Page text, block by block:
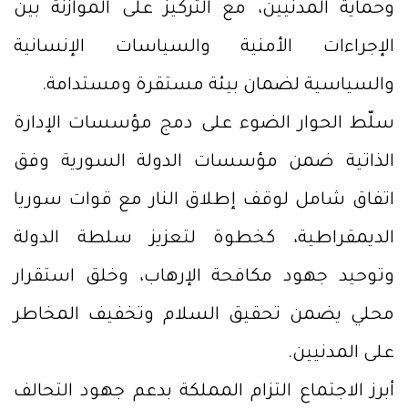
وحماية المدنيين، مع التركيز على الموازنة بين
الإجراءات الأمنية والسياسات الإنسانية
والسياسية لضمان بيئة مستقرة ومستدامة.
سلّط الحوار الضوء على دمج مؤسسات الإدارة
الذاتية ضمن مؤسسات الدولة السورية وفق
اتفاق شامل لوقف إطلاق النار مع قوات سوريا
الديمقراطية، كخطوة لتعزيز سلطة الدولة
وتوحيد جهود مكافحة الإرهاب، وخلق استقرار
محلي يضمن تحقيق السلام وتخفيف المخاطر
على المدنيين.
أبرز الاجتماع التزام المملكة بدعم جهود التحالف